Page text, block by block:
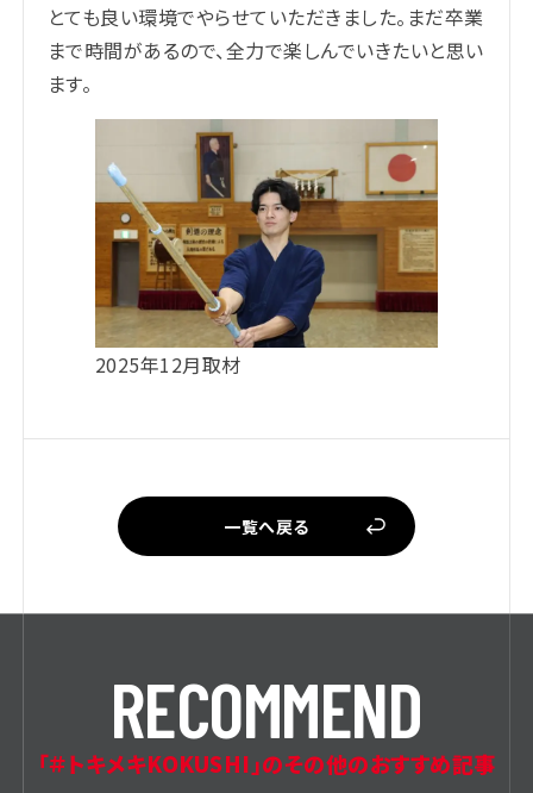
とても良い環境でやらせていただきました。まだ卒業
まで時間があるので、全力で楽しんでいきたいと思い
ます。
2025年12月取材
一覧へ戻る
RECOMMEND
「＃トキメキKOKUSHI」のその他のおすすめ記事